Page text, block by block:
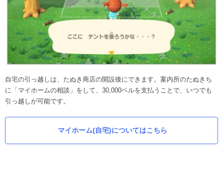
自宅の引っ越しは、たぬき商店の開設後にできます。案内所のたぬきち
に「マイホームの相談」をして、30,000ベルを支払うことで、いつでも
引っ越しが可能です。
マイホーム(自宅)についてはこちら